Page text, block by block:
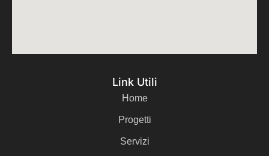
Link Utili
Home
Progetti
Servizi